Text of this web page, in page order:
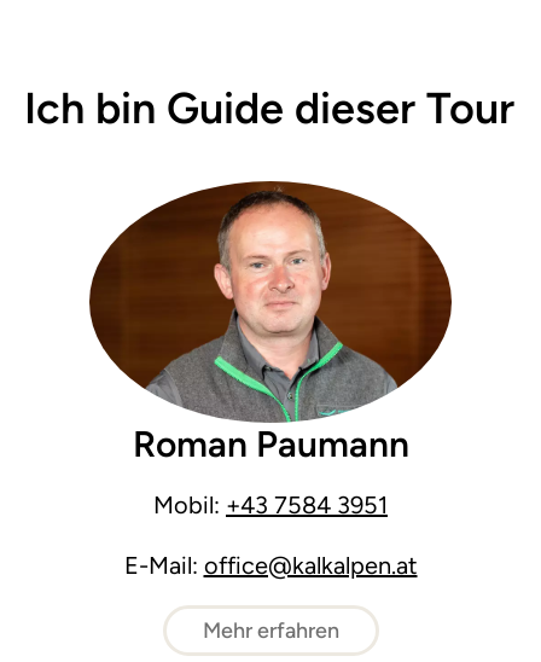
Ich bin Guide dieser Tour
Roman Paumann
Mobil: +43 7584 3951
E-Mail: office@kalkalpen.at
Mehr erfahren